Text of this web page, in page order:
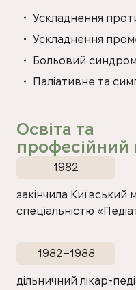
Ускладнення
Ускладнення
Больовий синдром
Паліативне та
Освіта та
професійний
1982
закінчила Київський
спеціальністю
1982–1988
дільничний лікар-